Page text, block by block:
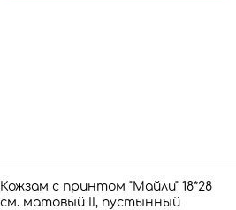
Кожзам с принтом "Майли" 18*28
см. матовый II, пустынный